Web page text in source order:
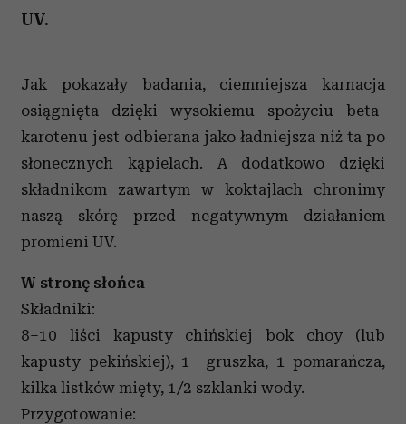
UV.
Jak pokazały badania, ciemniejsza karnacja
osiągnięta dzięki wysokiemu spożyciu beta-
karotenu jest odbierana jako ładniejsza niż ta po
słonecznych kąpielach. A dodatkowo dzięki
składnikom zawartym w koktajlach chronimy
naszą skórę przed negatywnym działaniem
promieni UV.
W stronę słońca
Składniki:
8–10 liści kapusty chińskiej bok choy (lub
kapusty pekińskiej), 1 gruszka, 1 pomarańcza,
kilka listków mięty, 1/2 szklanki wody.
Przygotowanie: